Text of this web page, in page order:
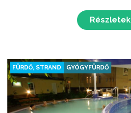
látogatók számára.
Részletek
FÜRDŐ, STRAND GYÓGYFÜRDŐ